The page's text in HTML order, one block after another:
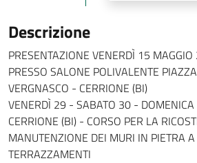
Descrizione
PRESENTAZIONE VENERDÌ 15
PRESSO SALONE POLIVALENTE
VERGNASCO - CERRIONE (BI)
VENERDÌ 29 - SABATO 30 -
CERRIONE (BI) - CORSO PER LA
MANUTENZIONE DEI MURI IN PIETRA A
TERRAZZAMENTI